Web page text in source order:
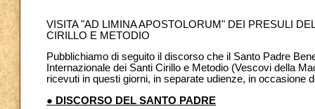
VISITA "AD LIMINA APOSTOLORUM" DEI PRESULI
CIRILLO E METODIO
Pubblichiamo di seguito il discorso che il Santo Padre
Internazionale dei Santi Cirillo e Metodio (Vescovi della
ricevuti in questi giorni, in separate udienze, in occasione
● DISCORSO DEL SANTO PADRE